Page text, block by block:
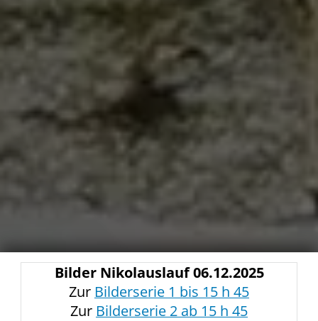
Bilder Nikolauslauf 06.12.2025
Zur Bilderserie 1 bis 15 h 45
Zur Bilderserie 2 ab 15 h 45